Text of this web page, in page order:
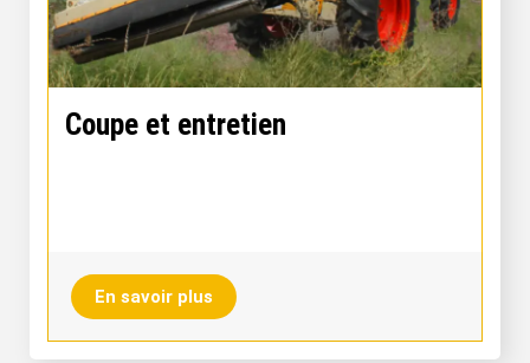
Coupe et entretien
En savoir plus